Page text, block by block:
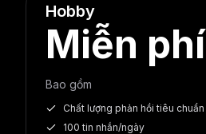
Hobby
Miễn phí
Bao gồm
Chất lượng phản hồi tiêu chuẩn
100 tin nhắn/ngày